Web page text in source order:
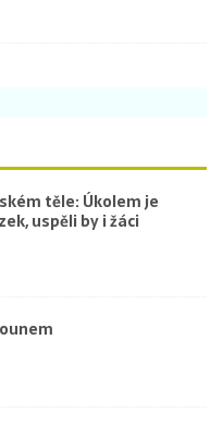
těle: Úkolem je
uspěli by i žáci